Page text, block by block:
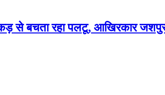
बचता रहा पलटू, आखिरकार जशपुर